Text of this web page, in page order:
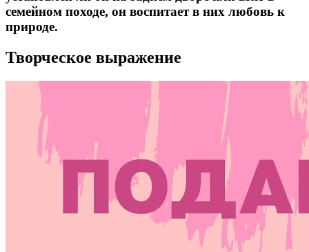
семейном походе, он воспитает в них любовь к
природе.
Творческое выражение